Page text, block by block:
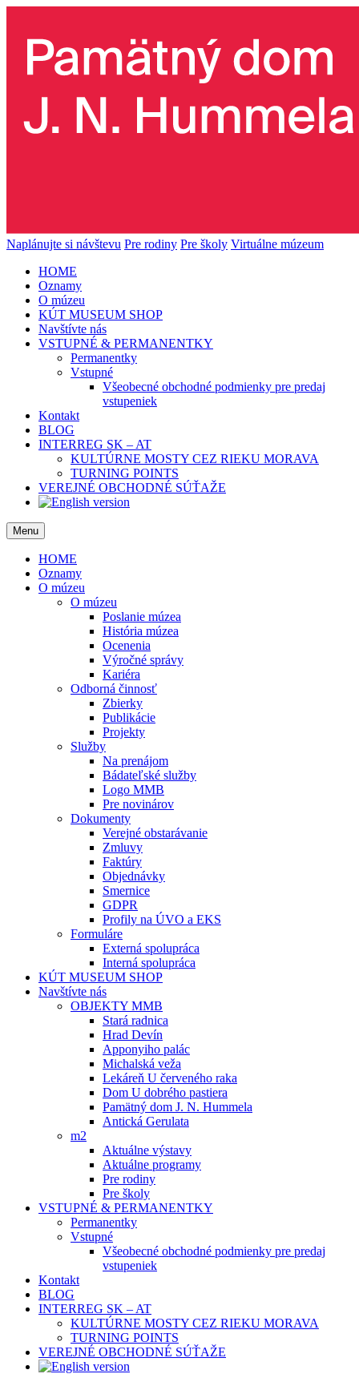
Naplánujte si návštevu Pre rodiny Pre školy Virtuálne múzeum
HOME
Oznamy
O múzeu
KÚT MUSEUM SHOP
Navštívte nás
VSTUPNÉ & PERMANENTKY
Permanentky
Vstupné
Všeobecné obchodné podmienky pre predaj
vstupeniek
Kontakt
BLOG
INTERREG SK – AT
KULTÚRNE MOSTY CEZ RIEKU MORAVA
TURNING POINTS
VEREJNÉ OBCHODNÉ SÚŤAŽE
Menu
HOME
Oznamy
O múzeu
O múzeu
Poslanie múzea
História múzea
Ocenenia
Výročné správy
Kariéra
Odborná činnosť
Zbierky
Publikácie
Projekty
Služby
Na prenájom
Bádateľské služby
Logo MMB
Pre novinárov
Dokumenty
Verejné obstarávanie
Zmluvy
Faktúry
Objednávky
Smernice
GDPR
Profily na ÚVO a EKS
Formuláre
Externá spolupráca
Interná spolupráca
KÚT MUSEUM SHOP
Navštívte nás
OBJEKTY MMB
Stará radnica
Hrad Devín
Apponyiho palác
Michalská veža
Lekáreň U červeného raka
Dom U dobrého pastiera
Pamätný dom J. N. Hummela
Antická Gerulata
m2
Aktuálne výstavy
Aktuálne programy
Pre rodiny
Pre školy
VSTUPNÉ & PERMANENTKY
Permanentky
Vstupné
Všeobecné obchodné podmienky pre predaj
vstupeniek
Kontakt
BLOG
INTERREG SK – AT
KULTÚRNE MOSTY CEZ RIEKU MORAVA
TURNING POINTS
VEREJNÉ OBCHODNÉ SÚŤAŽE